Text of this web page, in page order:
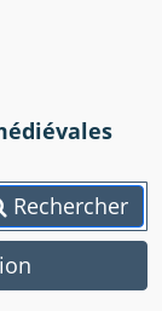
Rechercher